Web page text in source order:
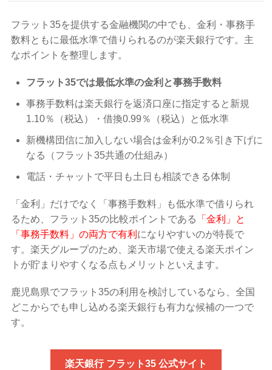
フラット35を提供する金融機関の中でも、金利・事務手
数料ともに最低水準で借りられるのが楽天銀行です。主
なポイントを整理します。
フラット35では最低水準の金利と事務手数料
事務手数料は楽天銀行を返済口座に指定すると新規
1.10％（税込）・借換0.99％（税込）と低水準
新機構団信に加入しない場合は金利が0.2％引き下げに
なる（フラット35共通の仕組み）
電話・チャットで平日も土日も相談できる体制
「金利」だけでなく「事務手数料」も低水準で借りられ
るため、フラット35の比較ポイントである
「金利」と
「事務手数料」の両方で有利 になりやすいのが特長で
す。楽天グループのため、楽天市場で使える楽天ポイン
トが貯まりやすくなる点もメリットといえます。
鹿児島県でフラット35の利用を検討しているなら、全国
どこからでも申し込める楽天銀行も有力な候補の一つで
す。
楽天銀行 フラット35 公式サイト